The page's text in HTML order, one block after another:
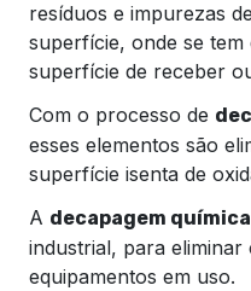
resíduos e impurezas
superfície, onde se
superfície de receber
Com o processo de
esses elementos são
superfície isenta de
A decapagem
industrial, para
equipamentos em uso.